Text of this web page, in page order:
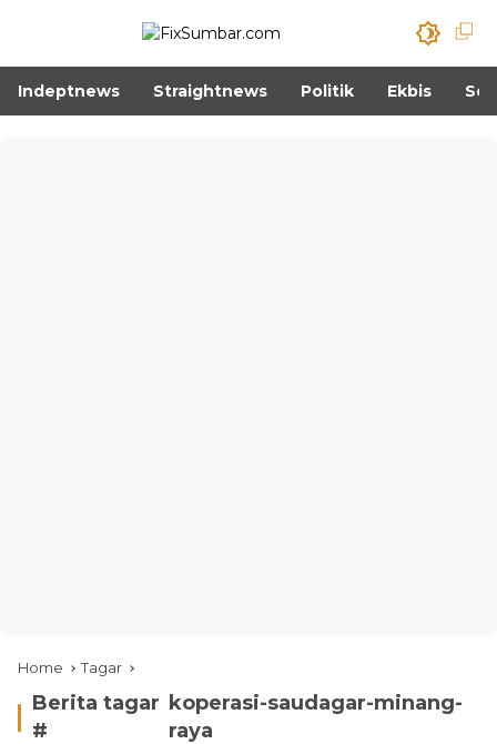
Indeptnews Straightnews Politik Ekbis
Home Tagar
Berita tagar
#
koperasi-saudagar-minang-
raya